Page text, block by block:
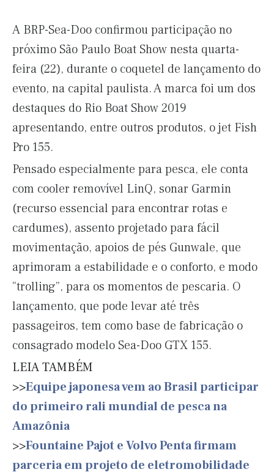
A BRP-Sea-Doo confirmou participação no
próximo São Paulo Boat Show nesta quarta-
feira (22), durante o coquetel de lançamento do
evento, na capital paulista. A marca foi um dos
destaques do Rio Boat Show 2019
apresentando, entre outros produtos, o jet Fish
Pro 155.
Pensado especialmente para pesca, ele conta
com cooler removível LinQ, sonar Garmin
(recurso essencial para encontrar rotas e
cardumes), assento projetado para fácil
movimentação, apoios de pés Gunwale, que
aprimoram a estabilidade e o conforto, e modo
“trolling”, para os momentos de pescaria. O
lançamento, que pode levar até três
passageiros, tem como base de fabricação o
consagrado modelo Sea-Doo GTX 155.
LEIA TAMBÉM
>>Equipe japonesa vem ao Brasil participar
do primeiro rali mundial de pesca na
Amazônia
>>Fountaine Pajot e Volvo Penta firmam
parceria em projeto de eletromobilidade